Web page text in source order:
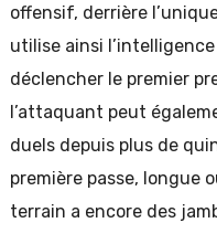
offensif, derrière
utilise ainsi
déclencher le premier
l’attaquant peut
duels depuis plus de
première passe, longue
terrain a encore des